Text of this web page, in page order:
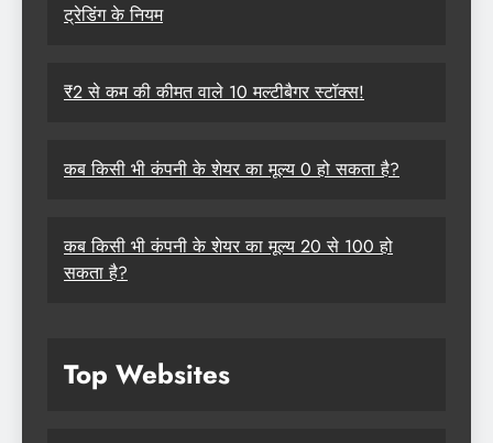
ट्रेडिंग के नियम
₹2 से कम की कीमत वाले 10 मल्टीबैगर स्टॉक्स!
कब किसी भी कंपनी के शेयर का मूल्य 0 हो सकता है?
कब किसी भी कंपनी के शेयर का मूल्य 20 से 100 हो
सकता है?
Top Websites